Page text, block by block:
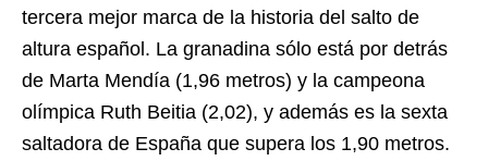
tercera mejor marca de la historia del salto de
altura español. La granadina sólo está por detrás
de Marta Mendía (1,96 metros) y la campeona
olímpica Ruth Beitia (2,02), y además es la sexta
saltadora de España que supera los 1,90 metros.